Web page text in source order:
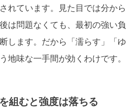
れています。見た目では分から
は問題なくても、最初の強い負
します。だから「濡らす」「ゆ
地味な一手間が効くわけです。
組むと強度は落ちる